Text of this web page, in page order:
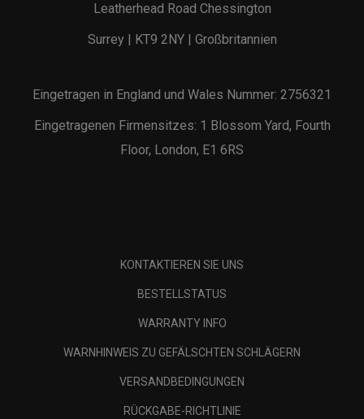
Leatherhead Road Chessington
Surrey | KT9 2NY | Großbritannien
Eingetragen in England und Wales Nummer: 2756321
Eingetragenen Firmensitzes: 1 Blossom Yard, Fourth
Floor, London, E1 6RS
KONTAKTIEREN SIE UNS
BESTELLSTATUS
WARRANTY INFO
WARNHINWEIS ZU GEFÄLSCHTEN SCHLÄGERN
VERSANDBEDINGUNGEN
RÜCKGABE-RICHTLINIE